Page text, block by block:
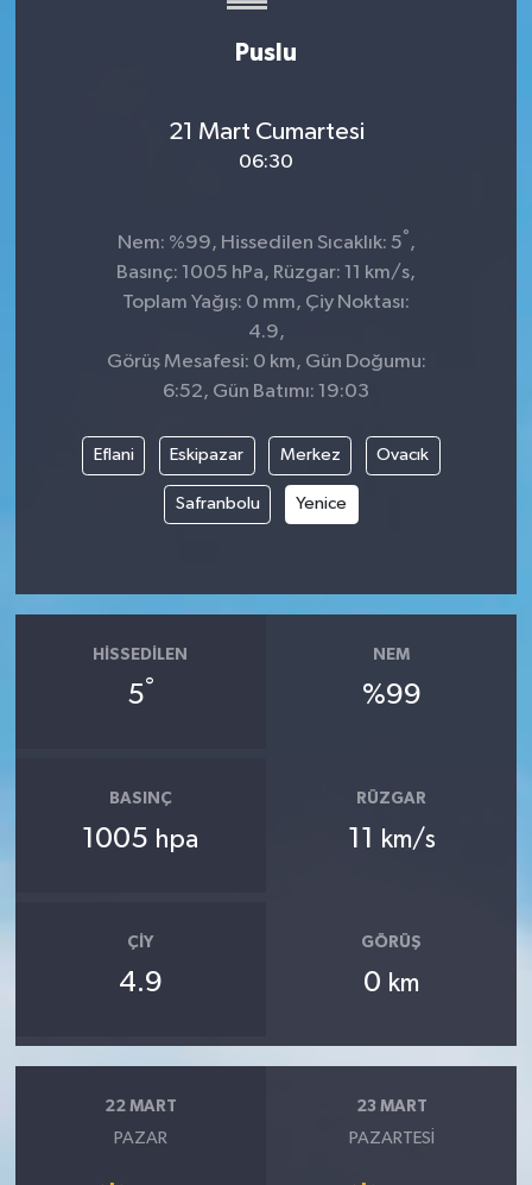
Puslu
21 Mart Cumartesi
06:30
Nem: %99, Hissedilen Sıcaklık: 5° ,
Basınç: 1005 hPa, Rüzgar: 11 km/s,
Toplam Yağış: 0 mm, Çiy Noktası:
4.9,
Görüş Mesafesi: 0 km, Gün Doğumu:
6:52, Gün Batımı: 19:03
Eflani Eskipazar Merkez Ovacık
Safranbolu Yenice
HISSEDILEN
5°
NEM
%99
BASINÇ
1005 hpa
RÜZGAR
11 km/s
ÇIY
4.9
GÖRÜŞ
0 km
22 MART
PAZAR
23 MART
PAZARTESI